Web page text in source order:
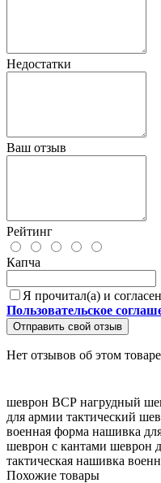
Недостатки
Ваш отзыв
Рейтинг
Капча
Я прочитал(а) и
Пользовательское
Отправить свой отзыв
Нет отзывов об этом
шеврон ВСР нагрудный
для армии тактический
военная форма нашивка
шеврон с кантами шеврон
тактическая нашивка
Похожие товары